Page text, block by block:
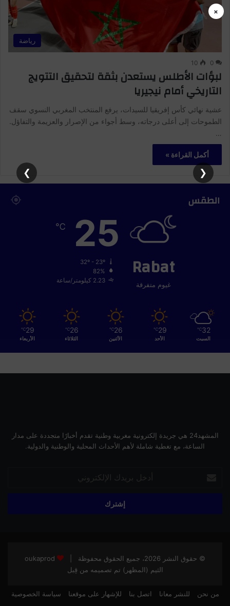
رياضة
0
10
لبؤات الأطلس يستعدن بثقة لتحقيق التتويج
التاريخي أمام نيجيريا
عشية نهائي كأس إفريقيا للسيدات، يرفع المنتخب المغربي النسوي سقف
الطموحات إلى أعلى درجاته، وسط أجواء من الإصرار والعزيمة والتفاؤل.
…
أكمل القراءة »
الطقس
Rabat
غيوم متفرقة
25
℃
82%
2.23 كيلومتر/ساعة
32
℃
السبت
29
℃
الأحد
26
℃
الأثنين
26
℃
الثلاثاء
29
℃
الأربعاء
المشهد24 هي جريدة إلكترونية مغربية وطنية تقدم أخبارًا متجددة على مدار
الساعة، مع تغطية شاملة لأهم الأحداث المحلية والوطنية والدولية.
الإلكتروني
© حقوق النشر 2026، جميع الحقوق محفوظة |
oukaprod
الثيم (المظهر) تم تصميمه من قِبل
من نحن للنشر معانا اتصل بنا للإشهار على موقعنا سياسة الخصوصية
×
❮
❯